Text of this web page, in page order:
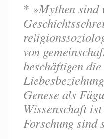
* »Mythen sind
von
beschäftigen
Genese als
Wissenschaft
Forschung sind